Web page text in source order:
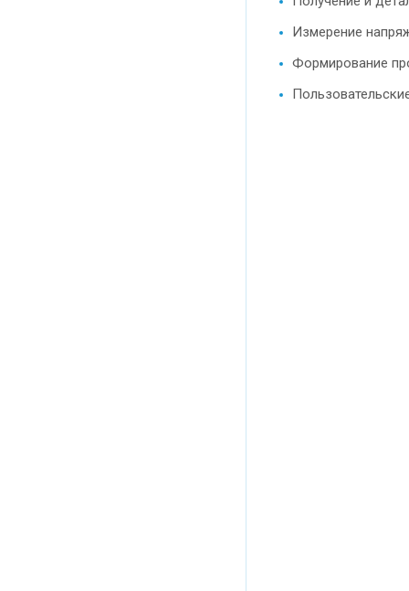
Измерение
Формирование